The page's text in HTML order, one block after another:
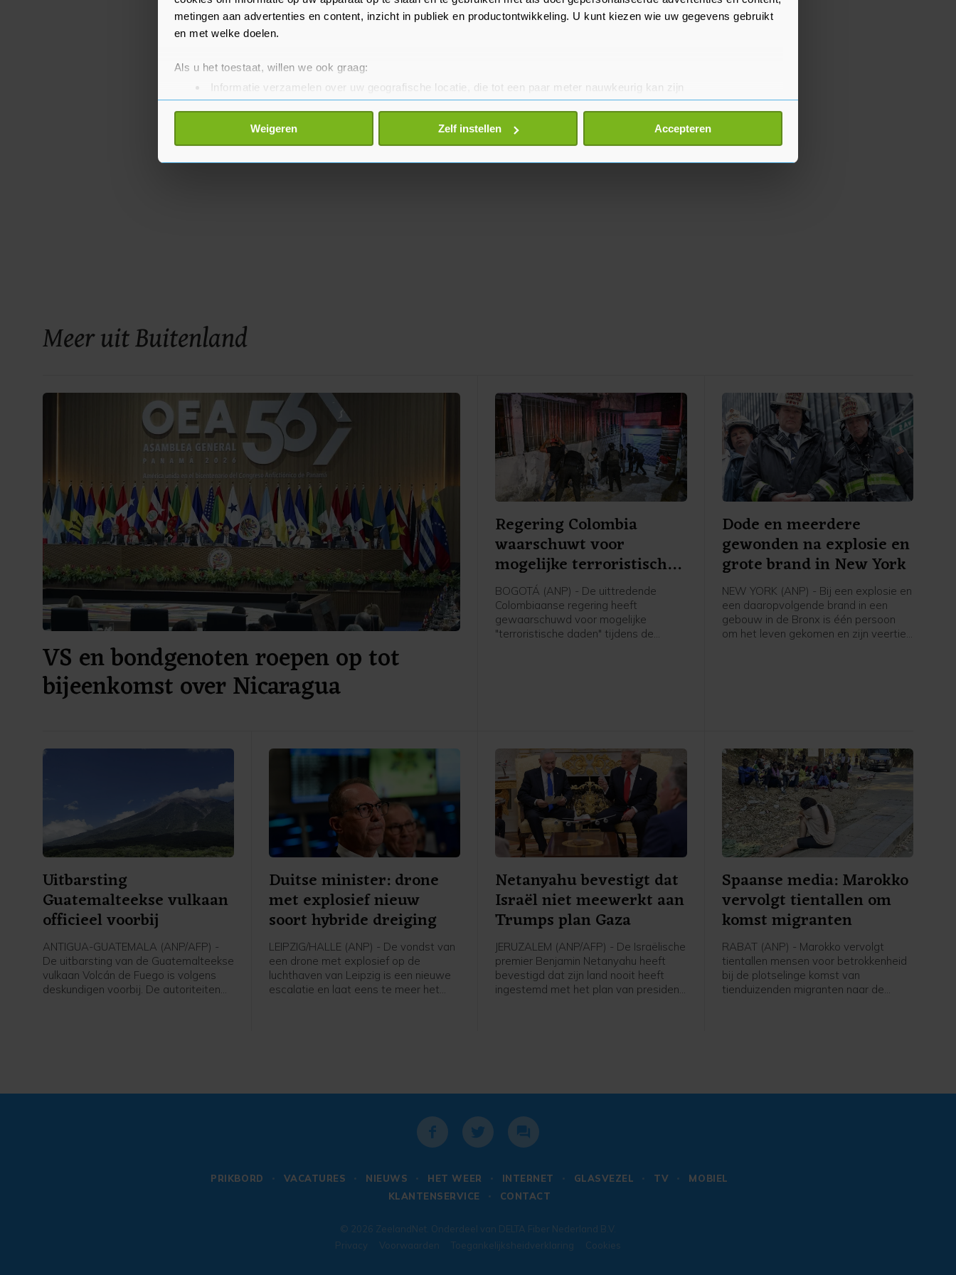
metingen aan advertenties en content, inzicht in publiek en productontwikkeling. U kunt kiezen wie uw gegevens gebruikt
en met welke doelen.
Als u het toestaat, willen we ook graag:
Informatie verzamelen over uw geografische locatie, die tot een paar meter nauwkeurig kan zijn
Uw apparaat identificeren door het actief te scannen op specifieke eigenschappen (fingerprinting)
Lees meer over hoe uw persoonlijke gegevens worden verwerkt en stel uw voorkeuren in het
detailgedeelte
toestemming op elk moment wijzigen of intrekken in de Cookieverklaring.
Weigeren Zelf instellen Accepteren
Meer uit Buitenland
VS en bondgenoten roepen op tot
bijeenkomst over Nicaragua
Regering Colombia
waarschuwt voor
mogelijke terroristische
daden
BOGOTÁ (ANP) - De uittredende
Colombiaanse regering heeft
gewaarschuwd voor mogelijke
"terroristische daden" tijdens de
Dode en meerdere
gewonden na explosie en
grote brand in New York
NEW YORK (ANP) - Bij een explosie en
een daaropvolgende brand in een
gebouw in de Bronx is één persoon
om het leven gekomen en zijn veertien
Uitbarsting
Guatemalteekse vulkaan
officieel voorbij
ANTIGUA-GUATEMALA (ANP/AFP) -
De uitbarsting van de Guatemalteekse
vulkaan Volcán de Fuego is volgens
deskundigen voorbij. De autoriteiten
Duitse minister: drone
met explosief nieuw
soort hybride dreiging
LEIPZIG/HALLE (ANP) - De vondst van
een drone met explosief op de
luchthaven van Leipzig is een nieuwe
escalatie en laat eens te meer het
Netanyahu bevestigt dat
Israël niet meewerkt aan
Trumps plan Gaza
JERUZALEM (ANP/AFP) - De Israëlische
premier Benjamin Netanyahu heeft
bevestigd dat zijn land nooit heeft
ingestemd met het plan van president
ontwapenen.
Spaanse media: Marokko
vervolgt tientallen om
komst migranten
RABAT (ANP) - Marokko vervolgt
tientallen mensen voor betrokkenheid
bij de plotselinge komst van
tienduizenden migranten naar de
PRIKBORD VACATURES NIEUWS HET WEER INTERNET GLASVEZEL TV
MOBIEL
KLANTENSERVICE
CONTACT
© 2026 ZeelandNet . Onderdeel van DELTA Fiber Nederland B.V.
Privacy
Voorwaarden Toegankelijksheidverklaring Cookies